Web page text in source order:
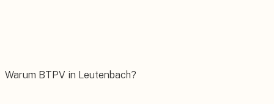
Warum BTPV in Leutenbach?